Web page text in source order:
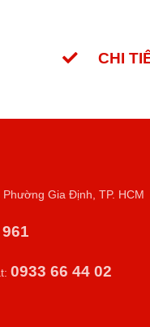
CHI
Gia Định, TP. HCM
0933 66 44 02